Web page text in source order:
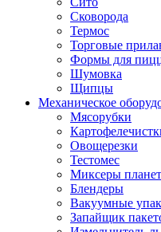
Сковорода
Термос
Торговые
Формы для
Шумовка
Щипцы
Механическое
Мясорубки
Овощерезки
Тестомес
Миксеры
Блендеры
Вакуумные
Запайщик